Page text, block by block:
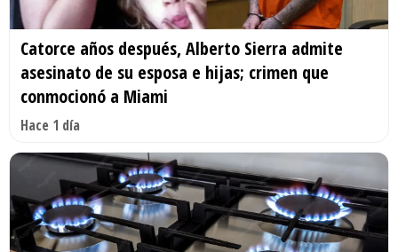
Catorce años después, Alberto Sierra admite
asesinato de su esposa e hijas; crimen que
conmocionó a Miami
Hace 1 día